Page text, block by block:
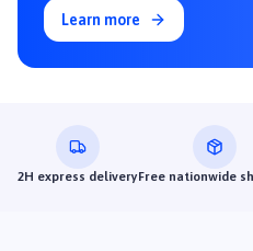
#banhthuongchomeo
#paddypetshop
#supthuongchomeo
Learn more
2H express deliveryFree nationwide